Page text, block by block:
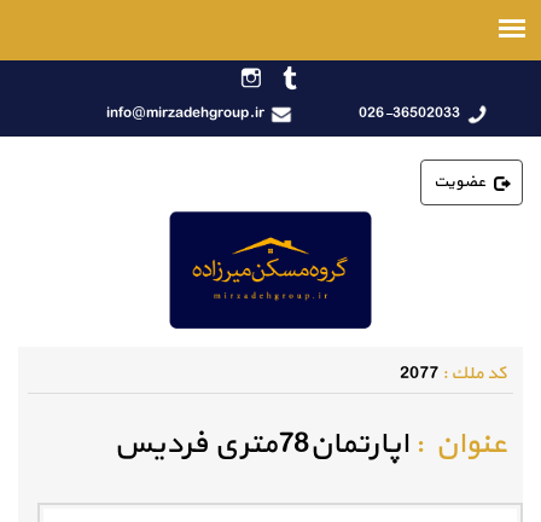
026-36502033
info@mirzadehgroup.ir
عضویت
كد ملك :2077
عنوان :اپارتمان78متری فردیس